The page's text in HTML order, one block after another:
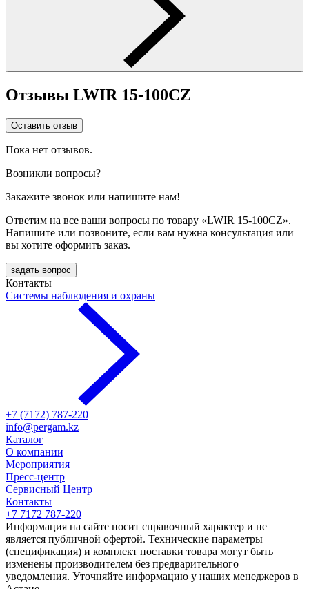
Отзывы LWIR 15-100CZ
Оставить отзыв
Пока нет отзывов.
Возникли вопросы?
Закажите звонок или напишите нам!
Ответим на все ваши вопросы по товару «LWIR 15-100CZ».
Напишите или позвоните, если вам нужна консультация или
вы хотите оформить заказ.
задать вопрос
Контакты
Системы наблюдения и охраны
+7 (7172) 787-220
info@pergam.kz
Каталог
О компании
Мероприятия
Пресс-центр
Сервисный Центр
Контакты
+7 7172 787-220
Информация на сайте носит справочный характер и не
является публичной офертой. Технические параметры
(спецификация) и комплект поставки товара могут быть
изменены производителем без предварительного
уведомления. Уточняйте информацию у наших менеджеров в